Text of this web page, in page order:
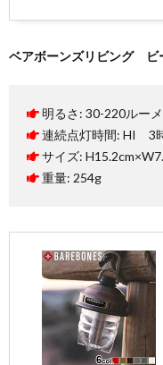
ベアボーンズリビング ビ
明るさ: 30-220ルー
連続点灯時間: HI 3
サイズ:
重量: 254g